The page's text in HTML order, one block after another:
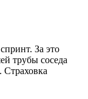
За это
трубы соседа
Страховка